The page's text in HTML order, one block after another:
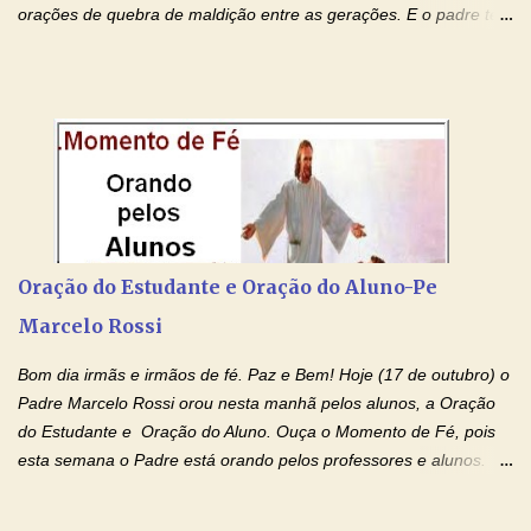
orações de quebra de maldição entre as gerações. E o padre tem
por estas valiosas orações. Tenham um lindo fim de semana na
paz de Jesus Cristo e no amor de Maria Santíssima. Adriana-
Devoção e Fé Clique para acessar: Facebook Padre Marcelo
Rossi Site Padre Marcelo Rossi (para ouvir o Momento de Fé)
Tocai, Cura! E Restaura! "Jesus, no poder de Seu Nome, peço
gerações, através de todas as raízes da minha árvore
genealógica. Que o Sangue de Jesus, purificador e vivificante,
Oração do Estudante e Oração do Aluno-Pe
Marcelo Rossi
Bom dia irmãs e irmãos de fé. Paz e Bem! Hoje (17 de outubro) o
Padre Marcelo Rossi orou nesta manhã pelos alunos, a Oração
do Estudante e Oração do Aluno. Ouça o Momento de Fé, pois
esta semana o Padre está orando pelos professores e alunos.